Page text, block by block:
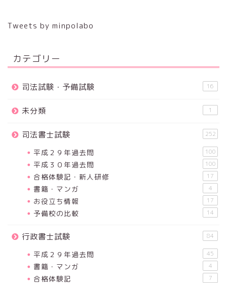
Tweets by minpolabo
カテゴリー
司法試験・予備試験 16
未分類 1
司法書士試験 252
平成２９年過去問 100
平成３０年過去問 100
合格体験記・新人研修 17
書籍・マンガ 4
お役立ち情報 17
予備校の比較 14
行政書士試験 84
平成２９年過去問 45
書籍・マンガ 4
合格体験記 7